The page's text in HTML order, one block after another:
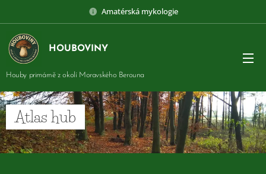
Amatérská mykologie
HOUBOVINY
Houby primárně z okolí Moravského Berouna
Atlas hub